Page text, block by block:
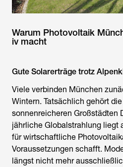
Warum Photovoltaik
iv macht
Gute Solarerträge trotz
Viele verbinden München
Wintern. Tatsächlich gehört
sonnenreicheren Großstädten
jährliche Globalstrahlung liegt
für wirtschaftliche
Voraussetzungen schafft.
längst nicht mehr